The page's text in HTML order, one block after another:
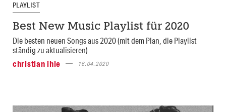
PLAYLIST
Best New Music Playlist für 2020
Die besten neuen Songs aus 2020 (mit dem Plan, die Playlist
ständig zu aktualisieren)
christian ihle
16.04.2020